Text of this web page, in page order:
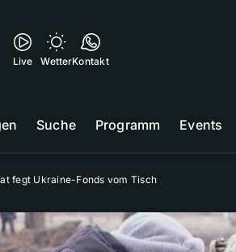
Live WetterKontakt
Suche Programm Events
fegt Ukraine-Fonds vom Tisch